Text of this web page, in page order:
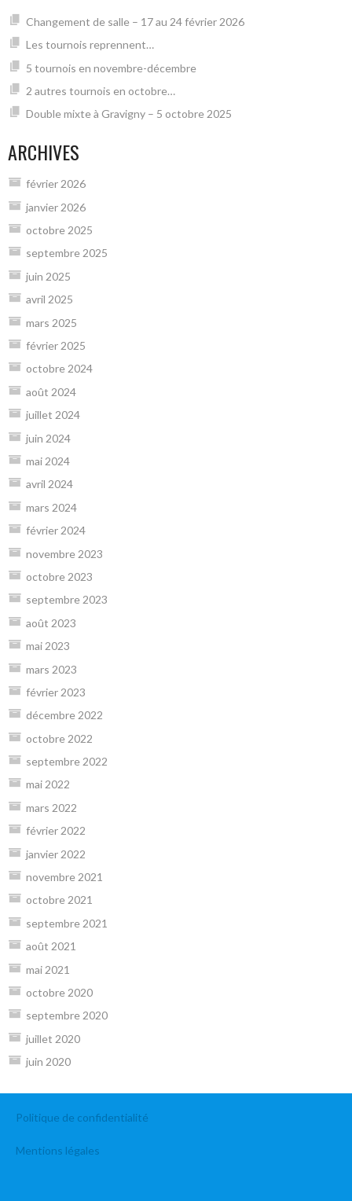
ARTICLES
Changement de salle – 17 au 24 février 2026
Les tournois reprennent…
5 tournois en novembre-décembre
2 autres tournois en octobre…
Double mixte à Gravigny – 5 octobre 2025
ARCHIVES
février 2026
janvier 2026
octobre 2025
septembre 2025
juin 2025
avril 2025
mars 2025
février 2025
octobre 2024
août 2024
juillet 2024
juin 2024
mai 2024
avril 2024
mars 2024
février 2024
novembre 2023
octobre 2023
septembre 2023
août 2023
mai 2023
mars 2023
février 2023
décembre 2022
octobre 2022
septembre 2022
mai 2022
mars 2022
février 2022
janvier 2022
novembre 2021
octobre 2021
septembre 2021
août 2021
mai 2021
octobre 2020
septembre 2020
juillet 2020
juin 2020
Politique de confidentialité
Mentions légales